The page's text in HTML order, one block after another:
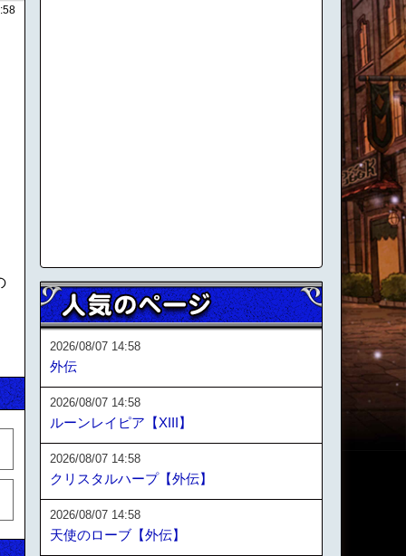
2026/08/07 14:58
外伝
2026/08/07 14:58
ルーンレイピア【XIII】
2026/08/07 14:58
クリスタルハープ【外伝】
2026/08/07 14:58
天使のローブ【外伝】